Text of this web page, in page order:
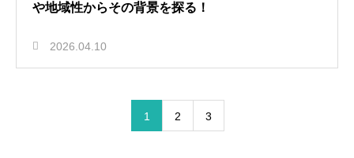
や地域性からその背景を探る！
2026.04.10
1 2 3